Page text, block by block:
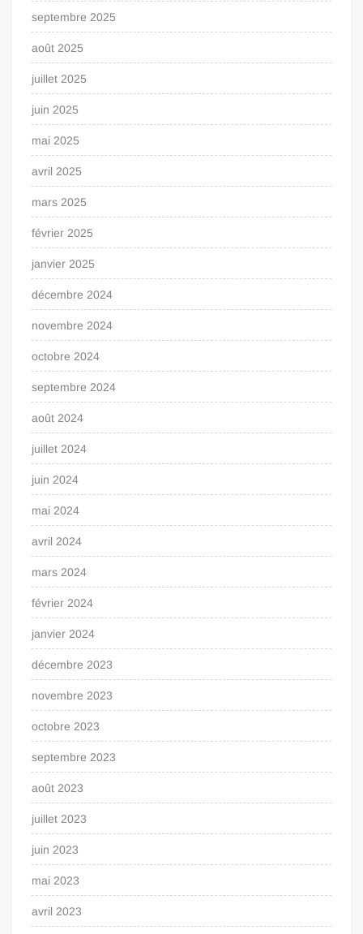
septembre 2025
août 2025
juillet 2025
juin 2025
mai 2025
avril 2025
mars 2025
février 2025
janvier 2025
décembre 2024
novembre 2024
octobre 2024
septembre 2024
août 2024
juillet 2024
juin 2024
mai 2024
avril 2024
mars 2024
février 2024
janvier 2024
décembre 2023
novembre 2023
octobre 2023
septembre 2023
août 2023
juillet 2023
juin 2023
mai 2023
avril 2023